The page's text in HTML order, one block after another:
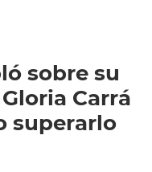
sobre su
Carrá
superarlo